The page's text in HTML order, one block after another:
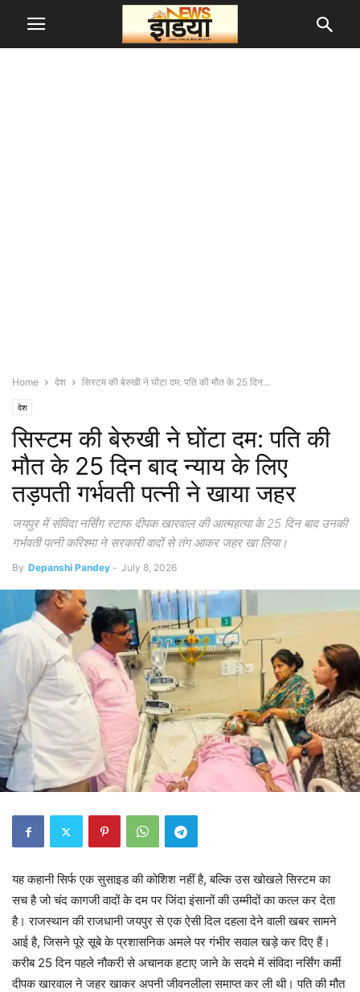
Home देश सिस्टम की बेरुखी ने घोंटा दम: पति की मौत के 25 दिन...
देश
सिस्टम की बेरुखी ने घोंटा दम: पति की
मौत के 25 दिन बाद न्याय के लिए
तड़पती गर्भवती पत्नी ने खाया जहर
जयपुर में संविदा नर्सिंग स्टाफ दीपक खारवाल की आत्महत्या के 25 दिन बाद उनकी
गर्भवती पत्नी करिश्मा ने सरकारी वादों से तंग आकर जहर खा लिया।
By Depanshi Pandey - July 8, 2026
यह कहानी सिर्फ एक सुसाइड की कोशिश नहीं है, बल्कि उस खोखले सिस्टम का
सच है जो चंद कागजी वादों के दम पर जिंदा इंसानों की उम्मीदों का कत्ल कर देता
है। राजस्थान की राजधानी जयपुर से एक ऐसी दिल दहला देने वाली खबर सामने
आई है, जिसने पूरे सूबे के प्रशासनिक अमले पर गंभीर सवाल खड़े कर दिए हैं।
करीब 25 दिन पहले नौकरी से अचानक हटाए जाने के सदमे में संविदा नर्सिंग कर्मी
दीपक खारवाल ने जहर खाकर अपनी जीवनलीला समाप्त कर ली थी। पति की मौत